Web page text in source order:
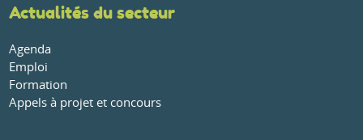
Actualités du secteur
Agenda
Emploi
Formation
Appels à projet et concours